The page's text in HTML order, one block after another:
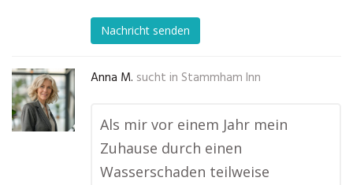
Nachricht senden
Anna M. sucht in Stammham Inn
Als mir vor einem Jahr mein
Zuhause durch einen
Wasserschaden teilweise